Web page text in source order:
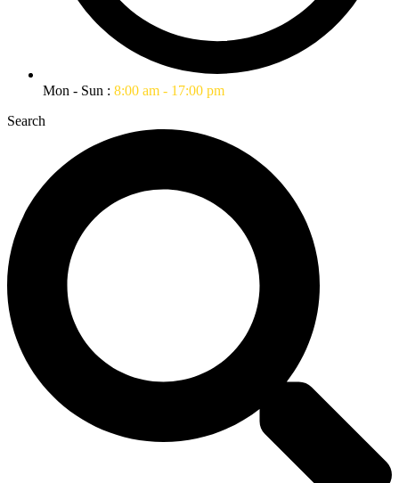
Mon - Sun : 8:00 am - 17:00 pm
Search